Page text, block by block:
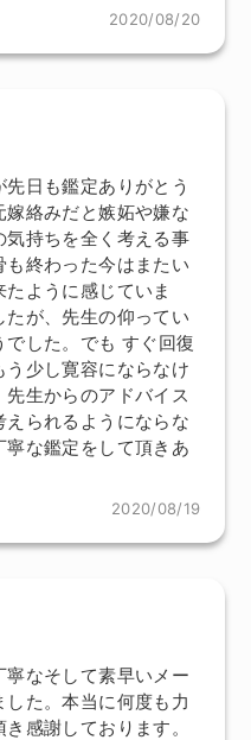
2020/08/20
日も鑑定ありがとう
絡みだと嫉妬や嫌な
持ちを全く考える事
終わった今はまたい
ように感じていま
が、先生の仰ってい
した。でも すぐ回復
う少し寛容にならなけ
生からのアドバイス
えられるようにならな
な鑑定をして頂きあ
2020/08/19
なそして素早いメー
た。本当に何度も力
感謝しております。